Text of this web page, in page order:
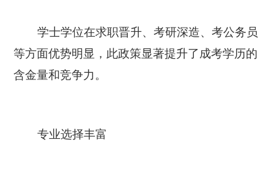
学士学位在求职晋升、考研深造、考公务员
等方面优势明显，此政策显著提升了成考学历的
含金量和竞争力。
专业选择丰富